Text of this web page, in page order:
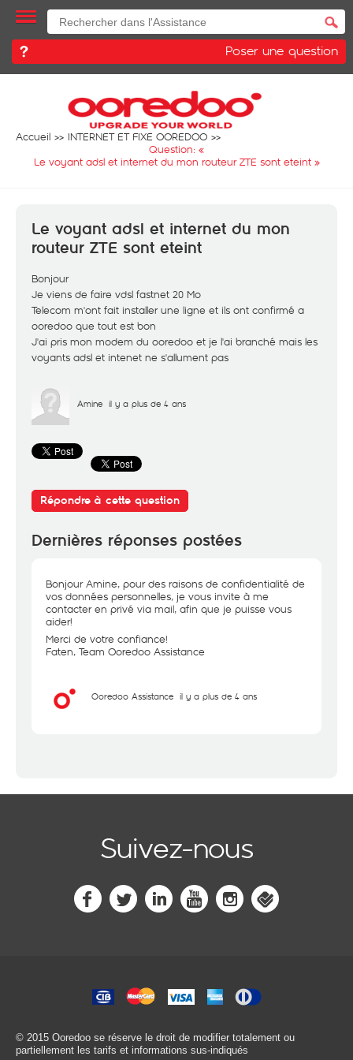
Poser une question
Accueil
INTERNET ET FIXE OOREDOO
Question: «
Le voyant adsl et internet du mon routeur ZTE sont eteint»
Le voyant adsl et internet du mon
routeur ZTE sont eteint
Bonjour
Je viens de faire vdsl fastnet 20 Mo
Telecom m'ont fait installer une ligne et ils ont confirmé a
ooredoo que tout est bon
J'ai pris mon modem du ooredoo et je l'ai branché mais les
voyants adsl et intenet ne s'allument pas
Amine il y a plus de 4 ans
Répondre à cette question
Dernières réponses postées
Bonjour Amine, pour des raisons de confidentialité de
vos données personnelles, je vous invite à me
contacter en privé via mail, afin que je puisse vous
aider!
Merci de votre confiance!
Faten, Team Ooredoo Assistance
Ooredoo Assistance il y a plus de 4 ans
Suivez-nous
© 2015 Ooredoo se réserve le droit de modifier totalement ou
partiellement les tarifs et informations sus-indiqués